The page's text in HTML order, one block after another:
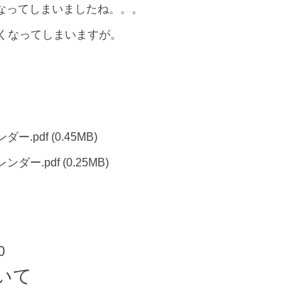
てしまいましたね。。。
なってしまいますが。
ダー.pdf (0.45MB)
ンダー.pdf (0.25MB)
て